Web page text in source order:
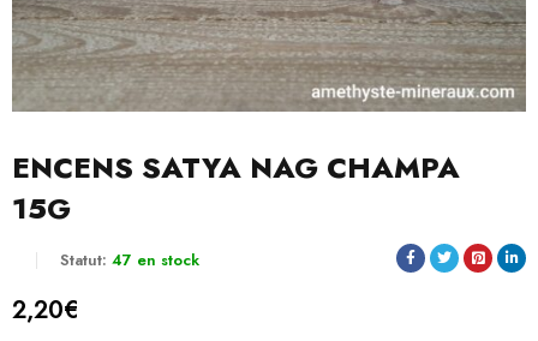
ENCENS SATYA NAG CHAMPA
15G
Statut: 47 en stock
2,20€